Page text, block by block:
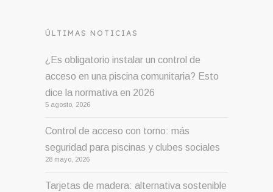
ÚLTIMAS NOTICIAS
¿Es obligatorio instalar un control de
acceso en una piscina comunitaria? Esto
dice la normativa en 2026
5 agosto, 2026
Control de acceso con torno: más
seguridad para piscinas y clubes sociales
28 mayo, 2026
Tarjetas de madera: alternativa sostenible